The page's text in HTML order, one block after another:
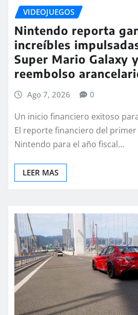
VIDEOJUEGOS
Nintendo reporta
increíbles
Super Mario Galaxy
reembolso
Ago 7, 2026 0
Un inicio financiero exitoso
El reporte financiero del
Nintendo para el año fiscal…
LEER MAS